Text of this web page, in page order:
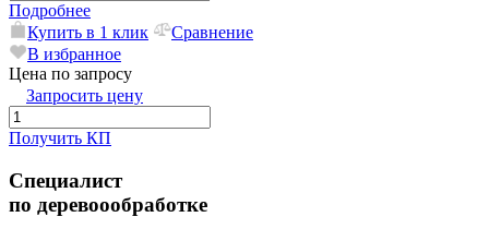
Подробнее
Купить в 1 клик
Сравнение
В избранное
Цена по запросу
Запросить цену
Получить КП
Специалист
по деревоообработке